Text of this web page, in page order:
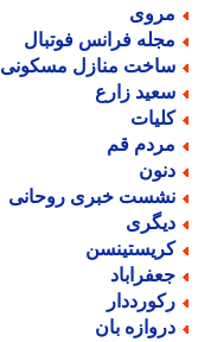
فرانس فوتبال
منازل مسکونی
زارع
قم
خبری روحانی
بان